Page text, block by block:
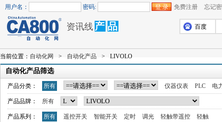
用户名： 密码: 免费注册 忘记
资讯线 产 品 百度
当前位置： 自动化网 > 自动化产品 > LIVOLO
自动化产品筛选
产品分类： 所有 仪器仪表 PLC 电
产品品牌： 所有
产品系列： 所有 遥控开关 智能开关 定时 调光 轻触带遥控 轻触